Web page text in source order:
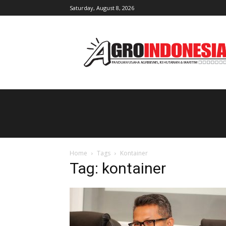
Saturday, August 8, 2026
Home Tags Kontainer
Tag: kontainer